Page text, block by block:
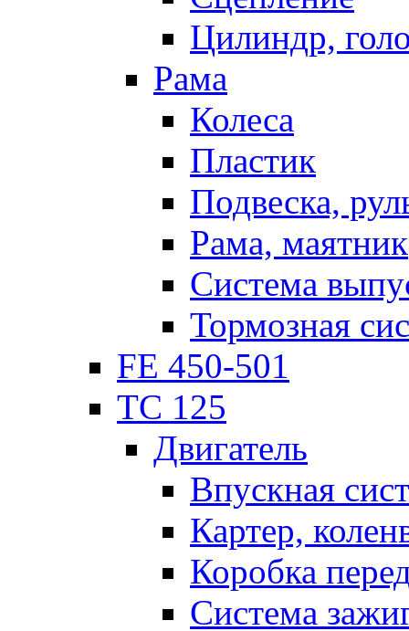
Цилиндр,
Рама
Колеса
Пластик
Подвеска,
Рама, маятник
Система
Тормозная
FE 450-501
TC 125
Двигатель
Впускная
Картер,
Коробка
Система